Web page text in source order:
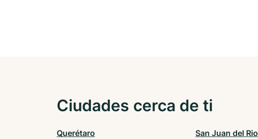
Ciudades cerca de ti
Querétaro San Juan del Rio